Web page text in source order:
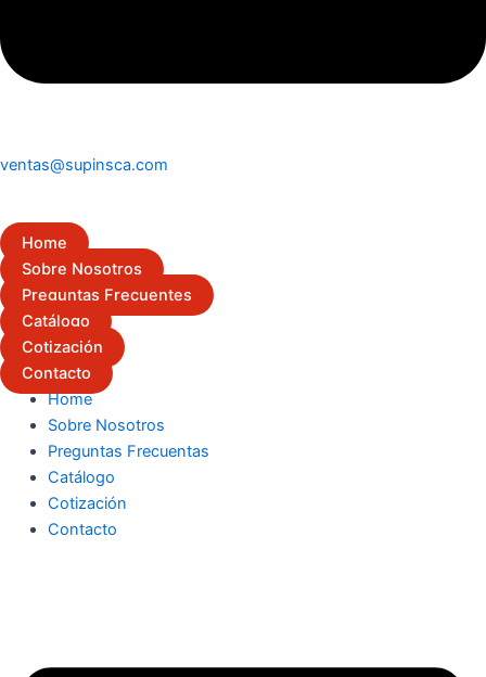
ventas@supinsca.com
Home
Sobre Nosotros
Preguntas Frecuentes
Catálogo
Cotización
Contacto
Home
Sobre Nosotros
Preguntas Frecuentas
Catálogo
Cotización
Contacto